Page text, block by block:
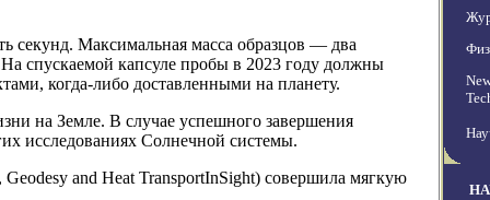
секунд. Максимальная масса образцов — два
спускаемой капсуле пробы в 2023 году должны
когда-либо доставленными на планету.
на Земле. В случае успешного завершения
исследованиях Солнечной системы.
and Heat TransportInSight) совершила мягкую